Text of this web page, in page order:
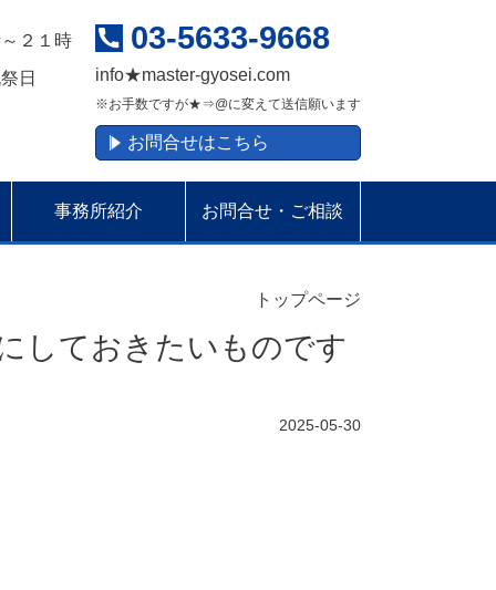
２１時
日
03-5633-9668
info★master-gyosei.com
※お手数ですが★⇒@に変えて送信願います
お問合せはこちら
事務所紹介 お問合せ・ご相談
トップページ
しておきたいものです
2025-05-30